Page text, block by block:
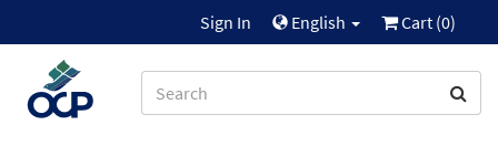
Sign In English Cart (0)